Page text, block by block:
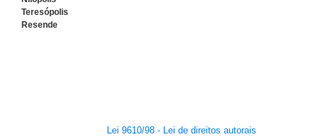
Teresópolis
Resende
Lei 9610/98 - Lei de direitos autorais